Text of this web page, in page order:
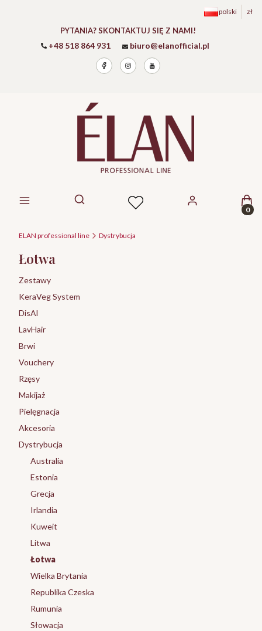
polski zł
PYTANIA? SKONTAKTUJ SIĘ Z NAMI!
+48 518 864 931 biuro@elanofficial.pl
Otwórz wyszukiwarkę
ELAN professional line Dystrybucja
Łotwa
Zestawy
KeraVeg System
DisAl
LavHair
Brwi
Vouchery
Rzęsy
Makijaż
Pielęgnacja
Akcesoria
Dystrybucja
Australia
Estonia
Grecja
Irlandia
Kuweit
Litwa
Łotwa
Wielka Brytania
Republika Czeska
Rumunia
Słowacja